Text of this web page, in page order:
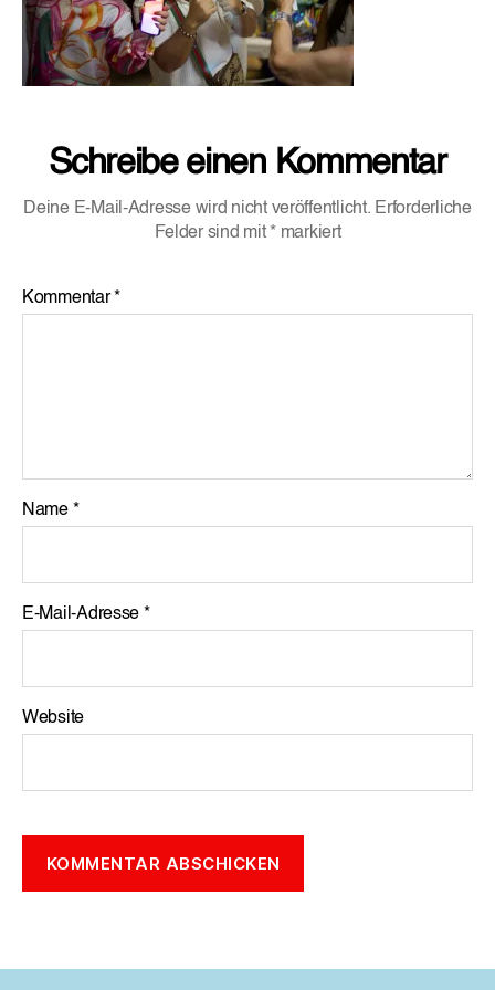
Schreibe einen Kommentar
Deine E-Mail-Adresse wird nicht veröffentlicht. Erforderliche
Felder sind mit * markiert
Kommentar*
Name *
E-Mail-Adresse *
Website